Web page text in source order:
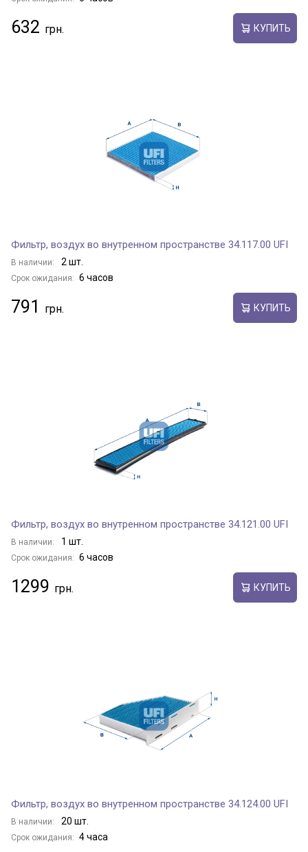
632 КУПИТЬ
Фильтр, воздух во внутренном пространстве 34.117.00 UFI
В наличии: 2 шт.
Срок ожидания: 6 часов
791 КУПИТЬ
Фильтр, воздух во внутренном пространстве 34.121.00 UFI
В наличии: 1 шт.
Срок ожидания: 6 часов
1299 КУПИТЬ
Фильтр, воздух во внутренном пространстве 34.124.00 UFI
В наличии: 20 шт.
Срок ожидания: 4 часа